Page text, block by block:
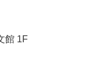
館 1F